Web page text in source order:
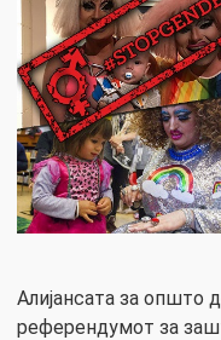
Алијансата за општо
референдумот за